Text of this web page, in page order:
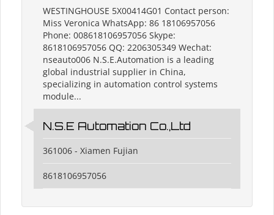
WESTINGHOUSE 5X00414G01 Contact person:
Miss Veronica WhatsApp: 86 18106957056
Phone: 008618106957056 Skype:
8618106957056 QQ: 2206305349 Wechat:
nseauto006 N.S.E.Automation is a leading
global industrial supplier in China,
specializing in automation control systems
module...
N.S.E Automation Co.,Ltd
361006 - Xiamen Fujian
8618106957056